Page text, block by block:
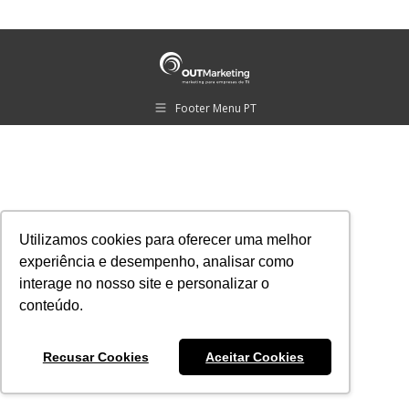
Utilizamos cookies para oferecer uma melhor
experiência e desempenho, analisar como
interage no nosso site e personalizar o
conteúdo.
Recusar Cookies Aceitar Cookies
Footer Menu PT